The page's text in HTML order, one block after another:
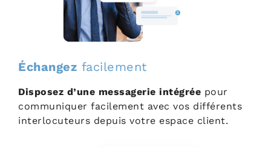
Échangez facilement
Disposez d’une messagerie intégrée pour
communiquer facilement avec vos différents
interlocuteurs depuis votre espace client.